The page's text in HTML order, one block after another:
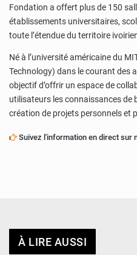
Fondation a offert plus de 150
établissements universitaires,
toute l’étendue du territoire
Né à l’université américaine du
Technology) dans le courant des
objectif d’offrir un espace de
utilisateurs les connaissances de
création de projets personnels et
Suivez l'information en direct sur
À LIRE AUSSI